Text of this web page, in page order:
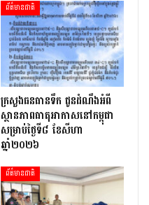
ព័ត៌មានជាតិ
ក្រសួងធនធានទឹក ជូនដំណឹងអំពី
ស្ថានភាពធាតុអាកាសនៅកម្ពុជា
សម្រាប់ថ្ងៃទី៨ ខែសីហា
ឆ្នាំ២០២៦
ព័ត៌មានជាតិ